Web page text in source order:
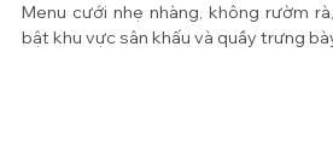
Menu cưới nhẹ nhàng, không rườm
bật khu vực sân khấu và quầy trưng